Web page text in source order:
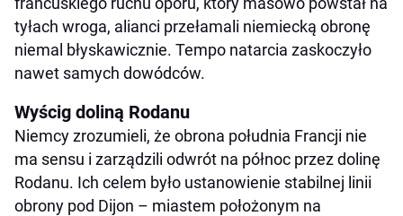
tyłach wroga, alianci przełamali niemiecką obronę
niemal błyskawicznie. Tempo natarcia zaskoczyło
nawet samych dowódców.
Wyścig doliną Rodanu
Niemcy zrozumieli, że obrona południa Francji nie
ma sensu i zarządzili odwrót na północ przez dolinę
Rodanu. Ich celem było ustanowienie stabilnej linii
obrony pod Dijon – miastem położonym na